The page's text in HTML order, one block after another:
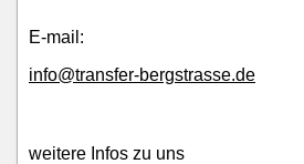
E-mail:
info@transfer-bergstrasse.de
weitere Infos zu uns